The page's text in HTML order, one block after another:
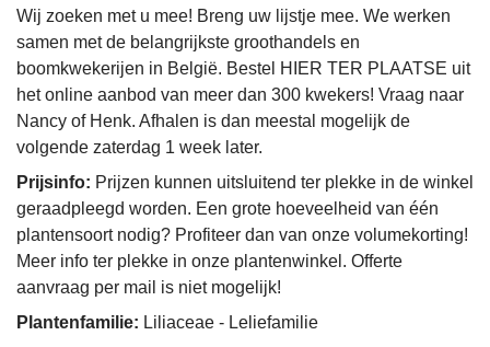
Wij zoeken met u mee! Breng uw lijstje mee. We werken
samen met de belangrijkste groothandels en
boomkwekerijen in België. Bestel HIER TER PLAATSE uit
het online aanbod van meer dan 300 kwekers! Vraag naar
Nancy of Henk. Afhalen is dan meestal mogelijk de
volgende zaterdag 1 week later.
Prijsinfo: Prijzen kunnen uitsluitend ter plekke in de winkel
geraadpleegd worden. Een grote hoeveelheid van één
plantensoort nodig? Profiteer dan van onze volumekorting!
Meer info ter plekke in onze plantenwinkel. Offerte
aanvraag per mail is niet mogelijk!
Plantenfamilie: Liliaceae - Leliefamilie